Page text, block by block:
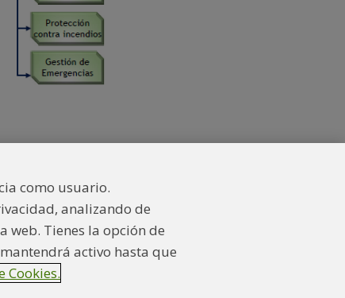
Canal denuncias
como usuario.
analizando de
web. Tienes la opción de
activo hasta que
Cookies.